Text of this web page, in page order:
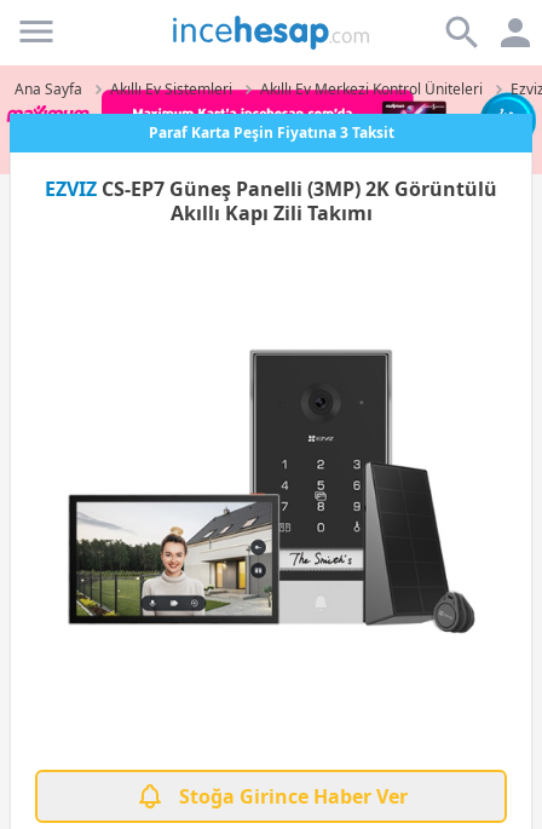
Incehesap
Ana Sayfa Akıllı Ev Sistemleri Akıllı Ev Merkezi Kontrol Üniteleri
Paraf Karta Peşin Fiyatına 3 Taksit
EZVIZ CS-EP7 Güneş Panelli (3MP) 2K Görüntülü
Akıllı Kapı Zili Takımı
Stoğa Girince Haber Ver